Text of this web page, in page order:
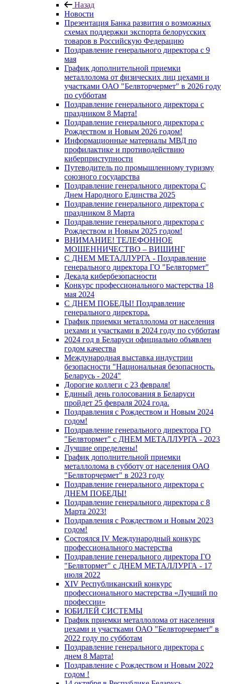
Назад
Новости
Презентация Банка развития о возможных
схемах поддержки экспорта белорусских
товаров в Российскую Федерацию
Поздравление генерального директора с 9
мая
График дополнительной приемки
металлолома от физических лиц цехами и
участками ОАО "Белвторчермет" в 2026 году
по субботам
Поздравление генерального директора с
праздником 8 Марта!
Поздравление генерального директора с
Рождеством и Новым 2026 годом!
Информационные материалы МВД по
профилактике и противодействию
киберприступности
Путеводитель по промышленному туризму
союзного государства
Поздравление генерального директора С
Днем Народного Единства 2025
Поздравление генерального директора с
праздником 8 Марта
Поздравление генерального директора с
Рождеством и Новым 2025 годом!
ВНИМАНИЕ! ТЕЛЕФОННОЕ
МОШЕННИЧЕСТВО – ВИШИНГ
С ДНЕМ МЕТАЛЛУРГА - Поздравление
генерального директора ГО "Белвтормет"
Декада кибербезопасности
Конкурс профессионального мастерства 18
мая 2024
С ДНЕМ ПОБЕДЫ! Поздравление
генерального директора.
График приемки металлолома от населения
цехами и участками в 2024 году по субботам
2024 год в Беларуси официально объявлен
годом качества
Международная выставка индустрии
безопасности "Национальная безопасность.
Беларусь - 2024"
Дорогие коллеги с 23 февраля!
Единый день голосования в Беларуси
пройдет 25 февраля 2024 года.
Поздравления с Рождеством и Новым 2024
годом!
Поздравление генерального директора ГО
"Белвтормет" с ДНЕМ МЕТАЛЛУРГА - 2023
Лучшие определены!
График дополнительной приемки
металлолома в субботу от населения ОАО
"Белвторчермет" в 2023 году
Поздравление генерального директора с
ДНЕМ ПОБЕДЫ!
Поздравление генерального директора с 8
Марта 2023!
Поздравления с Рождеством и Новым 2023
годом!
Cостоялся IV Международный конкурс
профессионального мастерства
Поздравление генерального директора ГО
"Белвтормет" с ДНЕМ МЕТАЛЛУРГА - 17
июля 2022
XIV Республиканский конкурс
профессионального мастерства «Лучший по
профессии»
ЮБИЛЕЙ СИСТЕМЫ
График приемки металлолома от населения
цехами и участками ОАО "Белвторчермет" в
2022 году по субботам
Поздравление генерального директора с
днем 8 Марта!
Поздравление с Рождеством и Новым 2022
годом !